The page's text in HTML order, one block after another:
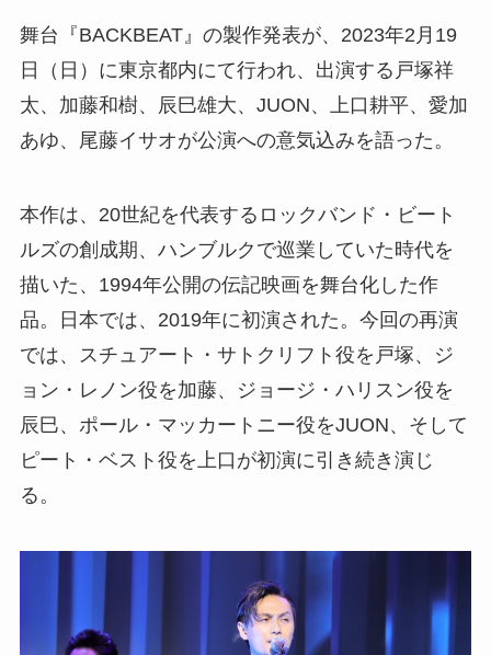
舞台『BACKBEAT』の製作発表が、2023年2月19
日（日）に東京都内にて行われ、出演する戸塚祥
太、加藤和樹、辰巳雄大、JUON、上口耕平、愛加
あゆ、尾藤イサオが公演への意気込みを語った。
本作は、20世紀を代表するロックバンド・ビート
ルズの創成期、ハンブルクで巡業していた時代を
描いた、1994年公開の伝記映画を舞台化した作
品。日本では、2019年に初演された。今回の再演
では、スチュアート・サトクリフト役を戸塚、ジ
ョン・レノン役を加藤、ジョージ・ハリスン役を
辰巳、ポール・マッカートニー役をJUON、そして
ピート・ベスト役を上口が初演に引き続き演じ
る。